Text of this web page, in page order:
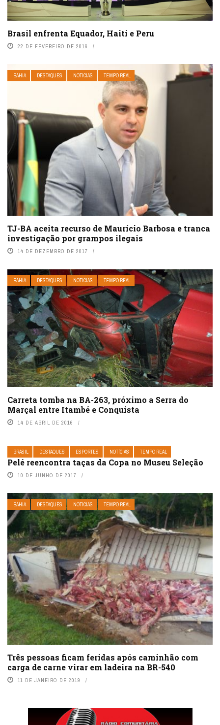
Brasil enfrenta Equador, Haiti e Peru
22 DE FEVEREIRO DE 2016
BAHIA DESTAQUES NOTÍCIAS TEMPO REAL
TJ-BA aceita recurso de Maurício Barbosa e tranca
investigação por grampos ilegais
14 DE DEZEMBRO DE 2017
BAHIA DESTAQUES NOTÍCIAS TEMPO REAL
Carreta tomba na BA-263, próximo a Serra do
Marçal entre Itambé e Conquista
14 DE ABRIL DE 2016
BRASIL DESTAQUES ESPORTES NOTÍCIAS TEMPO REAL
Pelé reencontra taças da Copa no Museu Seleção
10 DE JUNHO DE 2017
BAHIA DESTAQUES NOTÍCIAS TEMPO REAL
Três pessoas ficam feridas após caminhão com
carga de carne virar em ladeira na BR-540
11 DE JANEIRO DE 2019